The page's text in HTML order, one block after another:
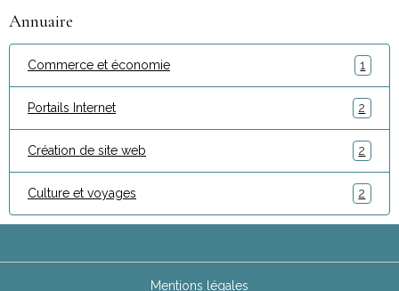
Annuaire
Commerce et économie 1
Portails Internet 2
Création de site web 2
Culture et voyages 2
Mentions légales